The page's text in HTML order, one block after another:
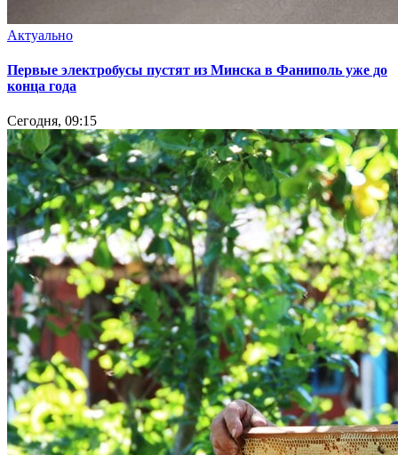
Актуально
Первые электробусы пустят из Минска в Фаниполь уже до
конца года
Сегодня, 09:15